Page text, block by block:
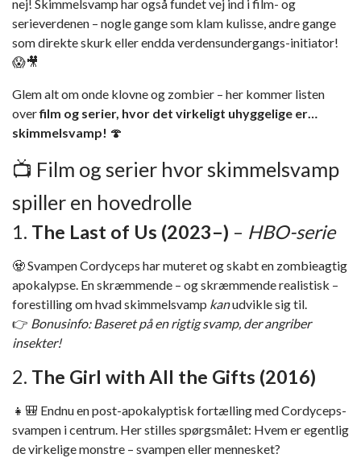
nej! Skimmelsvamp har også fundet vej ind i film- og
serieverdenen – nogle gange som klam kulisse, andre gange
som direkte skurk eller endda verdensundergangs-initiator!
😱🎥
Glem alt om onde klovne og zombier – her kommer listen
overfilm og serier, hvor det virkeligt uhyggelige er…
skimmelsvamp! 🍄
📺 Film og serier hvor skimmelsvamp
spiller en hovedrolle
1. The Last of Us (2023–) – HBO-serie
🧟 Svampen Cordyceps har muteret og skabt en zombieagtig
apokalypse. En skræmmende – og skræmmende realistisk –
forestilling om hvad skimmelsvamp kanudvikle sig til.
👉 Bonusinfo: Baseret på en rigtig svamp, der angriber
insekter!
2. The Girl with All the Gifts (2016)
👧🎒 Endnu en post-apokalyptisk fortælling med Cordyceps-
svampen i centrum. Her stilles spørgsmålet: Hvem er egentlig
de virkelige monstre – svampen eller mennesket?